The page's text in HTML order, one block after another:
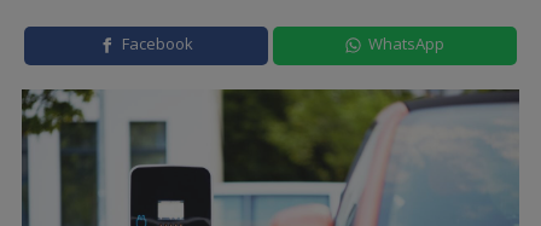
Facebook WhatsApp